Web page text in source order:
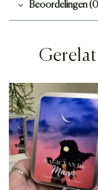
Beoordelingen